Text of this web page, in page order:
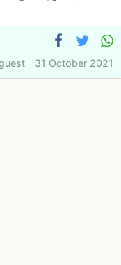
31 October 2021